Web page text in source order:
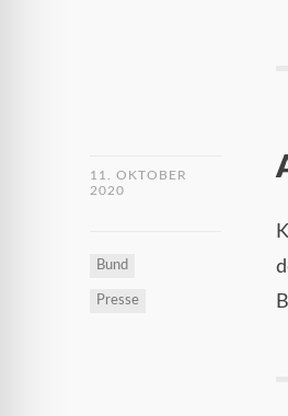
11. OKTOBER
2020
Bund
Presse